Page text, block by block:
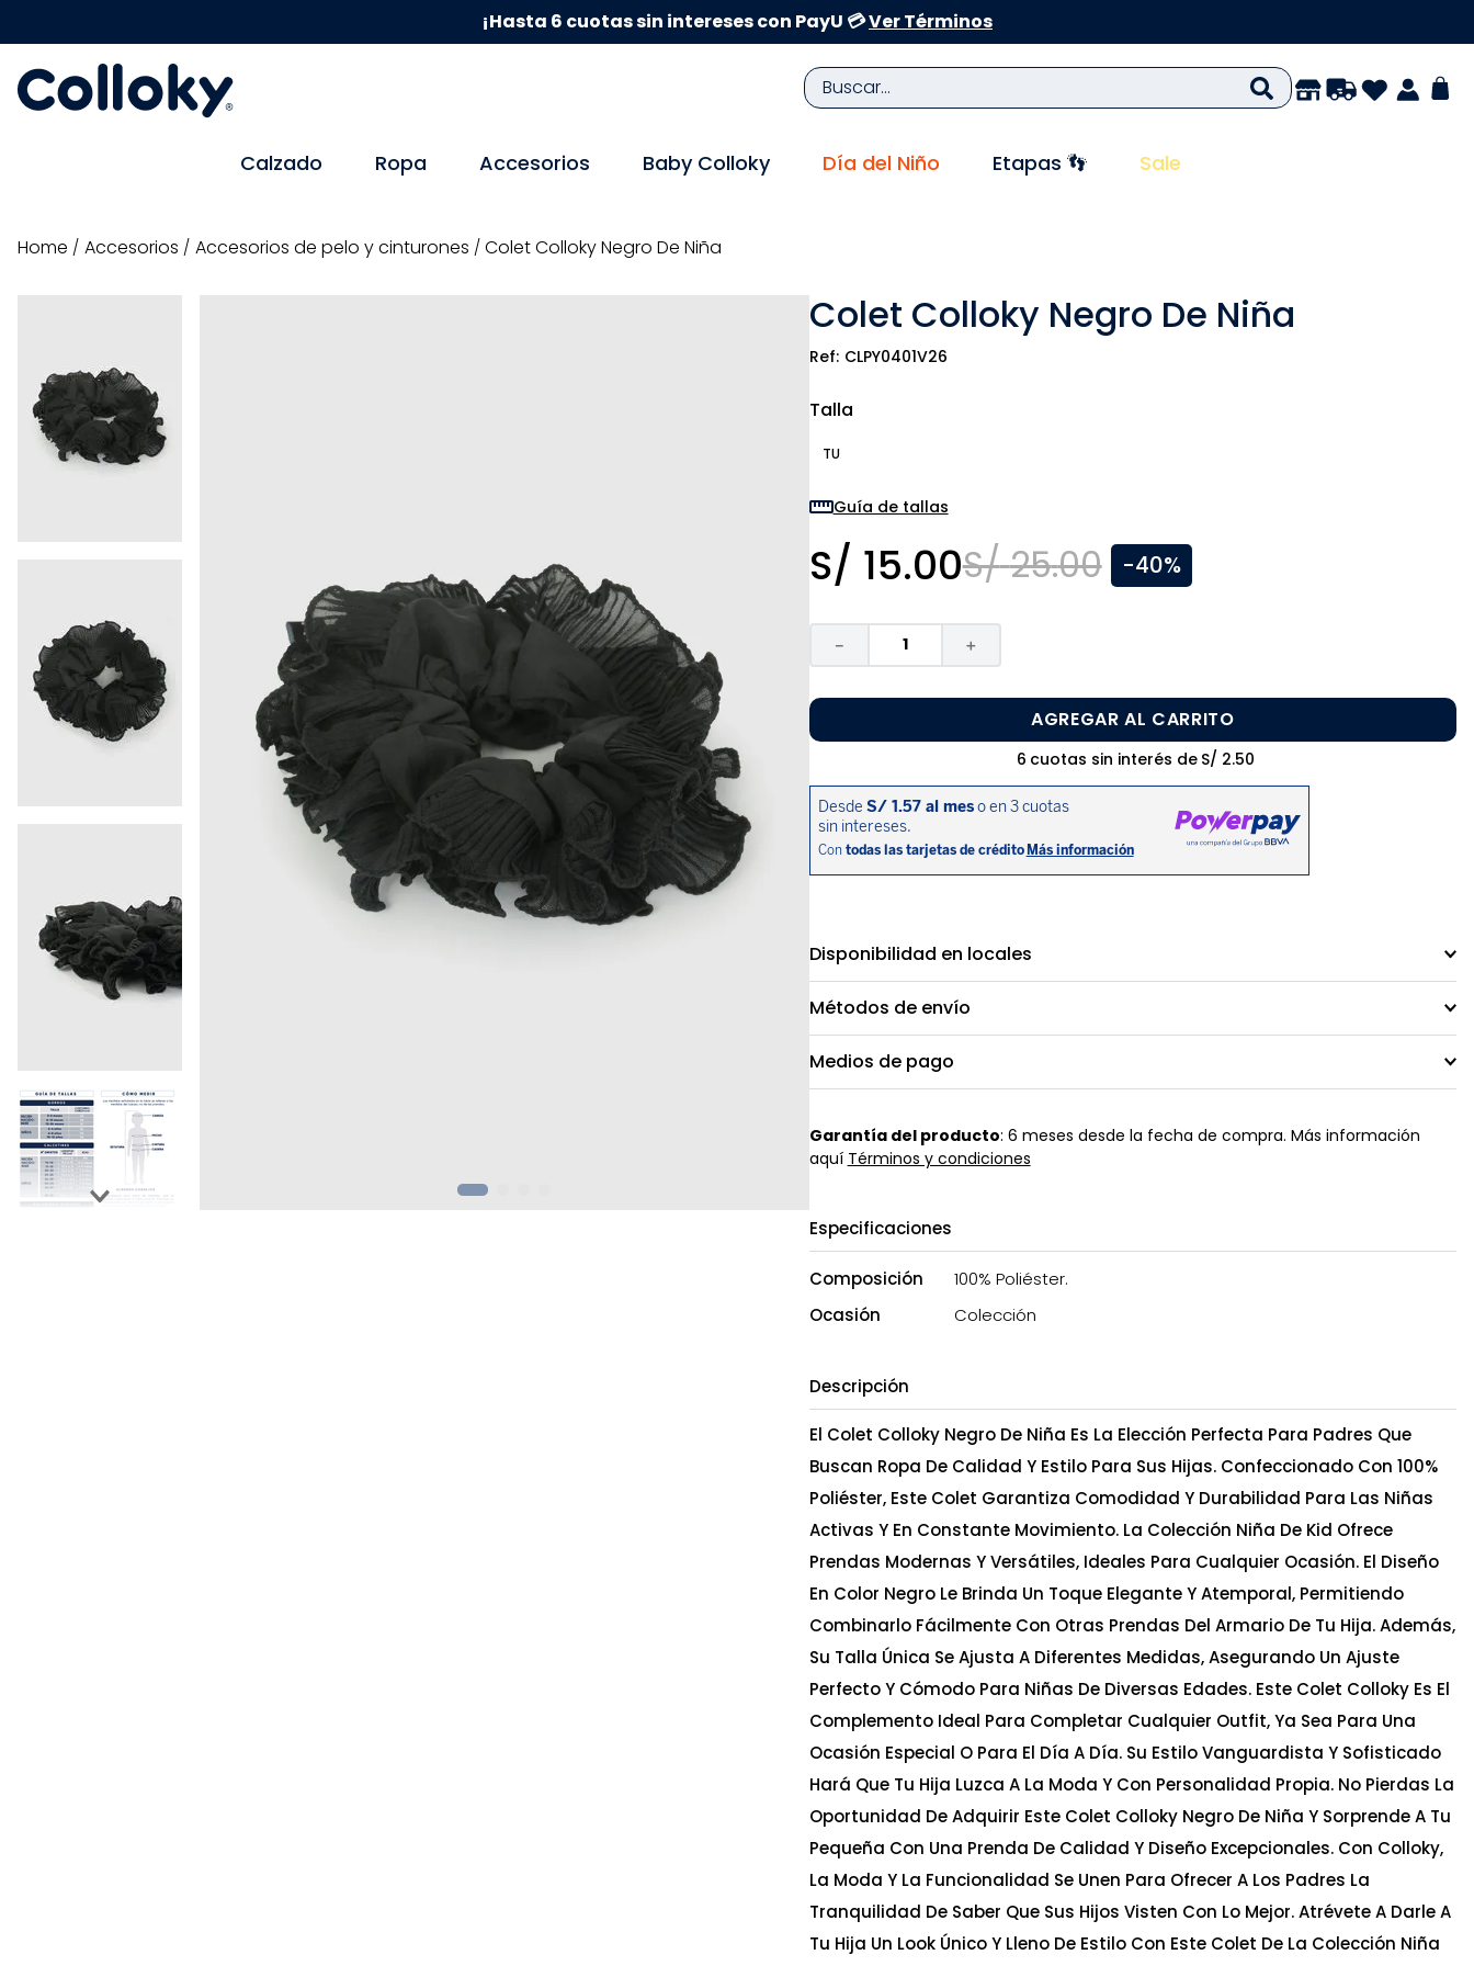
¡Hasta 6 cuotas sin intereses con PayU 💳Ver Términos
Buscar...
Calzado Ropa Accesorios Baby Colloky Día del Niño Etapas 👣 Sale
accesorios accesorios de pelo y cinturones Colet Colloky Negro De Niña
Colet Colloky Negro De Niña
CLPY0401V26
Talla
TU
Guía de tallas
S/ 15.00S/ 25.00 -40%
＋
－
AGREGAR AL CARRITO
6 cuotas sin interés de S/ 2.50
Disponibilidad en locales
Métodos de envío
Medios de pago
Garantía del producto: 6 meses desde la fecha de compra. Más información
aquí Términos y condiciones
Especificaciones
Composición
100% Poliéster.
Ocasión
Colección
Descripción
El Colet Colloky Negro De Niña Es La Elección Perfecta Para Padres Que
Buscan Ropa De Calidad Y Estilo Para Sus Hijas. Confeccionado Con 100%
Poliéster, Este Colet Garantiza Comodidad Y Durabilidad Para Las Niñas
Activas Y En Constante Movimiento. La Colección Niña De Kid Ofrece
Prendas Modernas Y Versátiles, Ideales Para Cualquier Ocasión. El Diseño
En Color Negro Le Brinda Un Toque Elegante Y Atemporal, Permitiendo
Combinarlo Fácilmente Con Otras Prendas Del Armario De Tu Hija. Además,
Su Talla Única Se Ajusta A Diferentes Medidas, Asegurando Un Ajuste
Perfecto Y Cómodo Para Niñas De Diversas Edades. Este Colet Colloky Es El
Complemento Ideal Para Completar Cualquier Outfit, Ya Sea Para Una
Ocasión Especial O Para El Día A Día. Su Estilo Vanguardista Y Sofisticado
Hará Que Tu Hija Luzca A La Moda Y Con Personalidad Propia. No Pierdas La
Oportunidad De Adquirir Este Colet Colloky Negro De Niña Y Sorprende A Tu
Pequeña Con Una Prenda De Calidad Y Diseño Excepcionales. Con Colloky,
La Moda Y La Funcionalidad Se Unen Para Ofrecer A Los Padres La
Tranquilidad De Saber Que Sus Hijos Visten Con Lo Mejor. Atrévete A Darle A
Tu Hija Un Look Único Y Lleno De Estilo Con Este Colet De La Colección Niña
TÉRMINOS MÁS BUSCADOS